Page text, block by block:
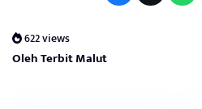
622 views
Oleh Terbit Malut